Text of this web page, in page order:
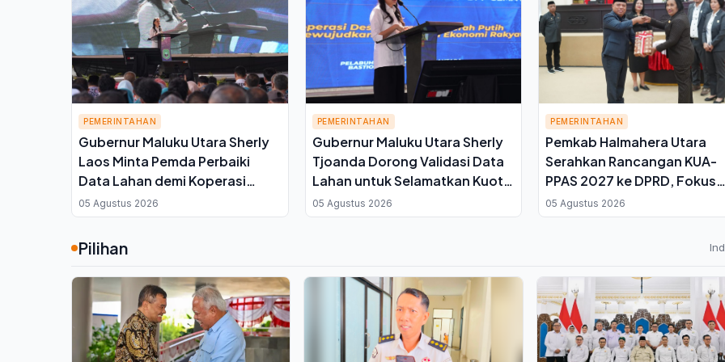
PEMERINTAHAN
Gubernur Maluku Utara Sherly
Laos Minta Pemda Perbaiki
Data Lahan demi Koperasi
Merah Putih, Kuota Sawah
7.500 Hektare Melayang
05 Agustus 2026
PEMERINTAHAN
Gubernur Maluku Utara Sherly
Tjoanda Dorong Validasi Data
Lahan untuk Selamatkan Kuota
Cetak Sawah 7.500 Hektare
05 Agustus 2026
PEMERINTAHAN
Pemkab Halmahera Utara
Serahkan Rancangan KUA-
PPAS 2027 ke DPRD, Fokus
Buka Isolasi Wilayah dan
Perkuat Ekonomi Lokal
05 Agustus 2026
Pilihan